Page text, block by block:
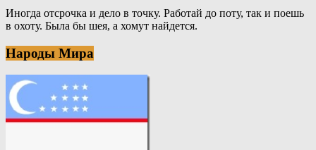
Иногда отсрочка и дело в точку. Работай до поту, так и поешь
в охоту. Была бы шея, а хомут найдется.
Народы Мира